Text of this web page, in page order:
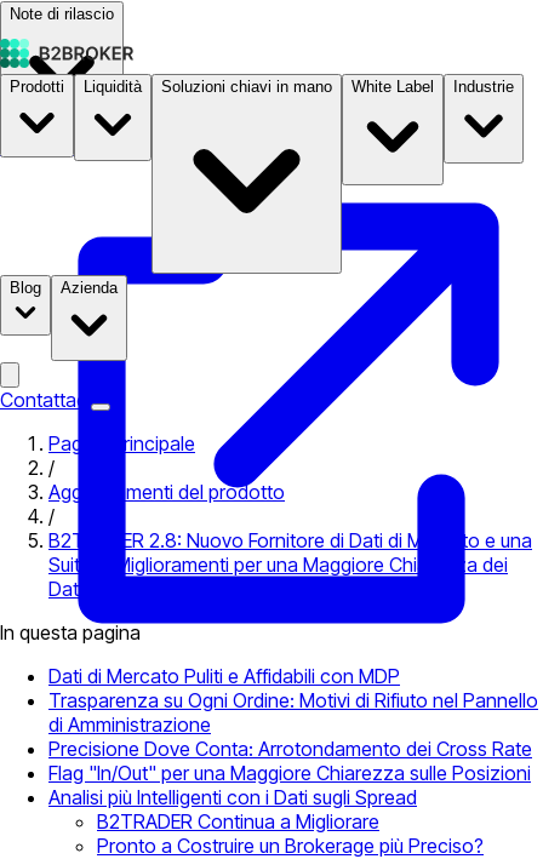
Note di rilascio
PrezziB2STORE
Prodotti Liquidità Soluzioni chiavi in mano White Label Industrie
Blog Azienda
Contattaci
Pagina principale
/
Aggiornamenti del prodotto
/
B2TRADER 2.8: Nuovo Fornitore di Dati di Mercato e una
Suite di Miglioramenti per una Maggiore Chiarezza dei
Dati
In questa pagina
Dati di Mercato Puliti e Affidabili con MDP
Trasparenza su Ogni Ordine: Motivi di Rifiuto nel Pannello
di Amministrazione
Precisione Dove Conta: Arrotondamento dei Cross Rate
Flag "In/Out" per una Maggiore Chiarezza sulle Posizioni
Analisi più Intelligenti con i Dati sugli Spread
B2TRADER Continua a Migliorare
Pronto a Costruire un Brokerage più Preciso?